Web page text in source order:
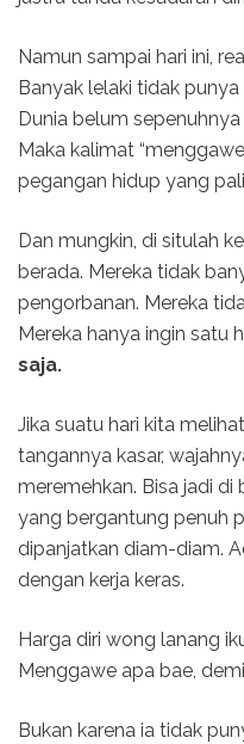
Namun sampai hari ini,
Banyak lelaki tidak
Dunia belum
Maka kalimat
pegangan hidup yang
Dan mungkin, di situlah
berada. Mereka tidak
pengorbanan. Mereka
Mereka hanya ingin satu
saja.
Jika suatu hari kita
tangannya kasar,
meremehkan. Bisa jadi
yang bergantung penuh
dipanjatkan diam-diam.
dengan kerja keras.
Harga diri wong lanang
Menggawe apa bae,
Bukan karena ia tidak